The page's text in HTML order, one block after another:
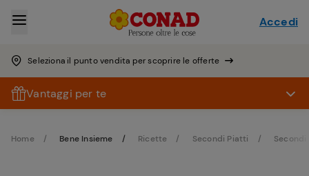
Seleziona il punto vendita per scoprire le offerte
Accedi
Vantaggi per te
Home Bene Insieme Ricette Secondi Piatti